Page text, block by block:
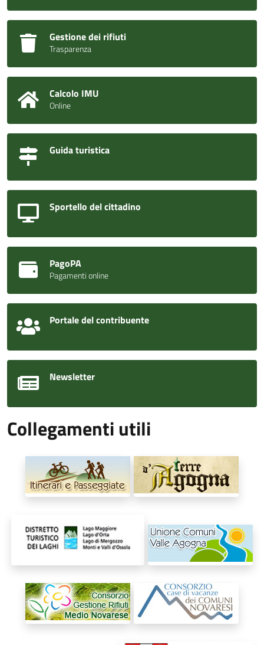
Gestione dei rifiuti
Trasparenza
Calcolo IMU
Online
Guida turistica
Sportello del cittadino
PagoPA
Pagamenti online
Portale del contribuente
Newsletter
Collegamenti utili